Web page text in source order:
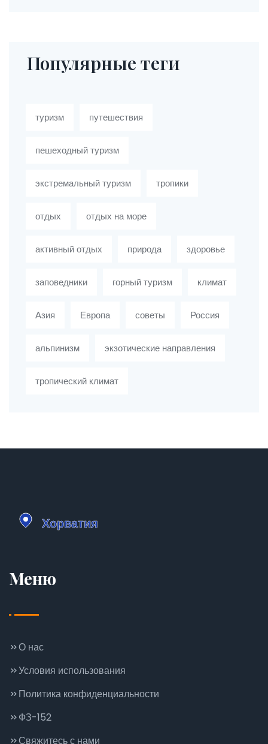
Популярные теги
туризм путешествия
пешеходный туризм
экстремальный туризм тропики
отдых отдых на море
активный отдых природа здоровье
заповедники горный туризм климат
Азия Европа советы Россия
альпинизм экзотические направления
тропический климат
Меню
О нас
Условия использования
Политика конфиденциальности
ФЗ-152
Свяжитесь с нами